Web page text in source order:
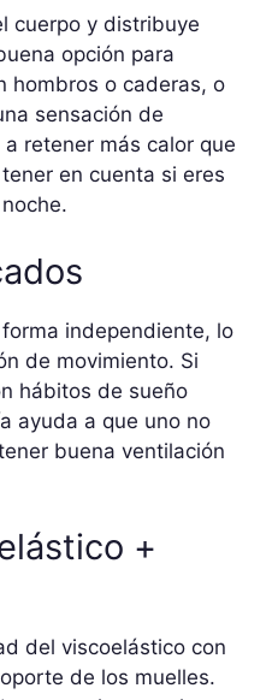
cuerpo y distribuye
opción para
hombros o caderas, o
sensación de
retener más calor que
en cuenta si eres
independiente, lo
de movimiento. Si
hábitos de sueño
ayuda a que uno no
buena ventilación
+
del viscoelástico con
de los muelles.